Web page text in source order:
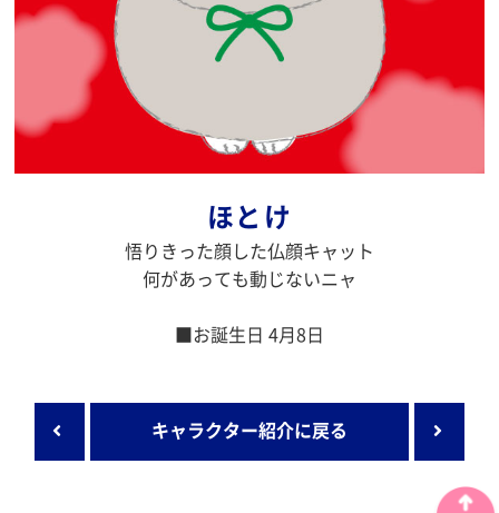
ほとけ
悟りきった顔した仏顔キャット
何があっても動じないニャ
■お誕生日 4月8日
キャラクター紹介に戻る